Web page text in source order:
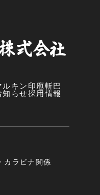
ルキン印 庖斬巴
知らせ採用情報
カラビナ関係